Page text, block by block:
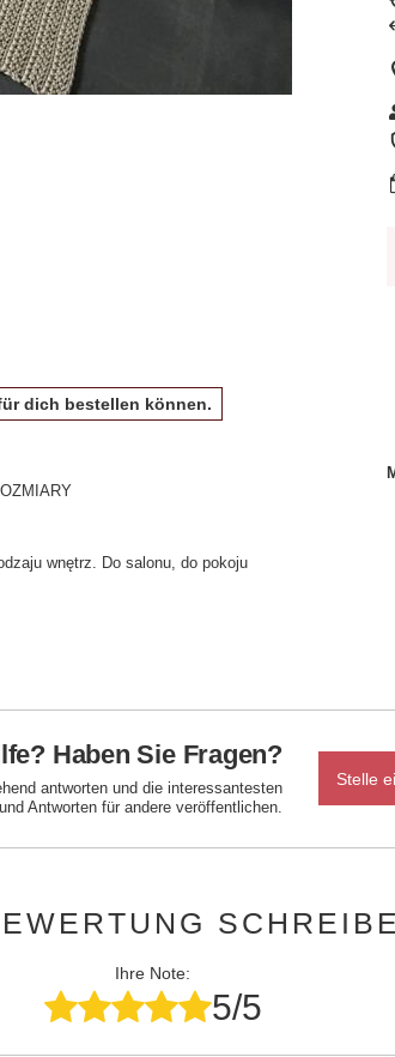
dich bestellen können.
wnętrz. Do salonu, do pokoju
Haben Sie Fragen?
antworten und die interessantesten
Antworten für andere veröffentlichen.
Stelle
Ihre Note:
5/5